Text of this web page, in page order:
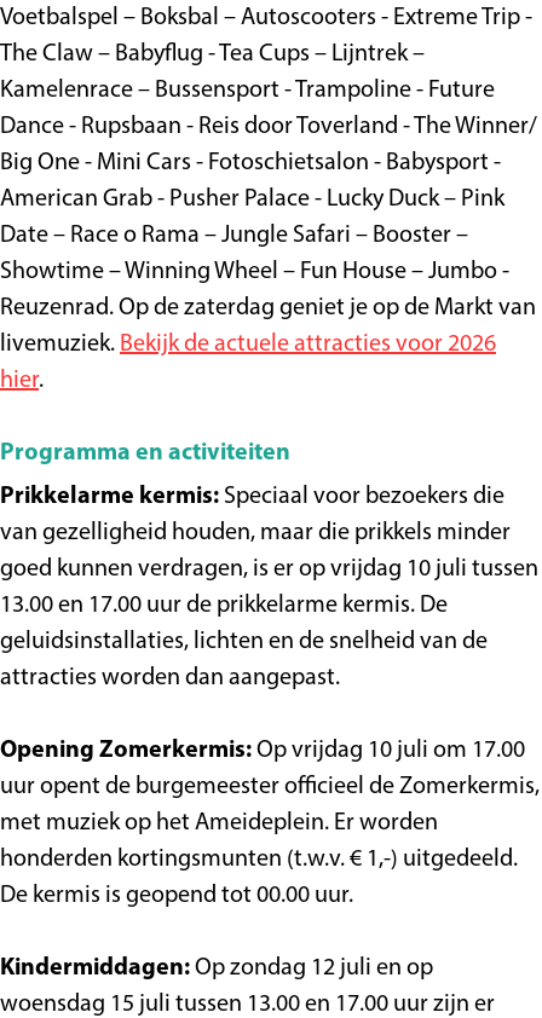
Voetbalspel – Boksbal – Autoscooters - Extreme Trip -
The Claw – Babyflug - Tea Cups – Lijntrek –
Kamelenrace – Bussensport - Trampoline - Future
Dance - Rupsbaan - Reis door Toverland - The Winner/
Big One - Mini Cars - Fotoschietsalon - Babysport -
American Grab - Pusher Palace - Lucky Duck – Pink
Date – Race o Rama – Jungle Safari – Booster –
Showtime – Winning Wheel – Fun House – Jumbo -
Reuzenrad. Op de zaterdag geniet je op de Markt van
livemuziek. Bekijk de actuele attracties voor 2026
hier.
Programma en activiteiten
Prikkelarme kermis: Speciaal voor bezoekers die
van gezelligheid houden, maar die prikkels minder
goed kunnen verdragen, is er op vrijdag 10 juli tussen
13.00 en 17.00 uur de prikkelarme kermis. De
geluidsinstallaties, lichten en de snelheid van de
attracties worden dan aangepast.
Opening Zomerkermis: Op vrijdag 10 juli om 17.00
uur opent de burgemeester officieel de Zomerkermis,
met muziek op het Ameideplein. Er worden
honderden kortingsmunten (t.w.v. € 1,-) uitgedeeld.
De kermis is geopend tot 00.00 uur.
Kindermiddagen: Op zondag 12 juli en op
woensdag 15 juli tussen 13.00 en 17.00 uur zijn er